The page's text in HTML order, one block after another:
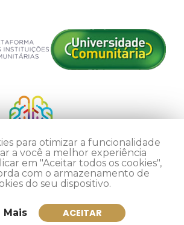
para otimizar a funcionalidade
a você a melhor experiência
em "Aceitar todos os cookies",
com o armazenamento de
do seu dispositivo.
Mais ACEITAR